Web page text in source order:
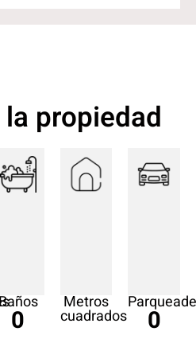
propiedad
0
Metros
cuadrados 0